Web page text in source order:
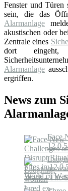
Fenster und Türen
sein, die das
Alarmanlage
akustischen oder
Zentrale eines
dort eingeht,
Alarmanlage
ergriffen.
News zum
Face
he
attack - The